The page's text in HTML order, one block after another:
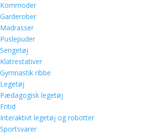
Kommoder
Garderober
Madrasser
Puslepuder
Sengetøj
Klatrestativer
Gymnastik ribbe
Legetøj
Pædagogisk legetøj
Fritid
Interaktivt legetøj og robotter
Sportsvarer